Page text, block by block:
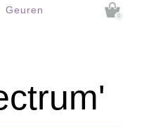
Geuren
0